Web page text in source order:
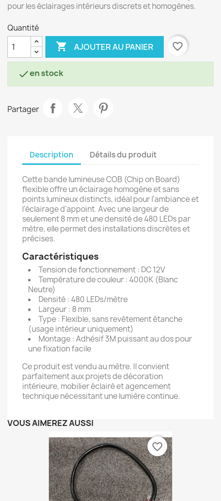
pour les éclairages intérieurs discrets et homogènes.
Quantité
 AJOUTER AU PANIER favorite_border
en stock
Partager
Description Détails du produit
Cette bande lumineuse COB (Chip on Board)
flexible offre un éclairage homogène et sans
points lumineux distincts, idéal pour l'ambiance et
l'éclairage d'appoint. Avec une largeur de
seulement 8 mm et une densité de 480 LEDs par
mètre, elle permet des installations discrètes et
précises.
Caractéristiques
Tension de fonctionnement : DC 12V
Température de couleur : 4000K (Blanc
Neutre)
Densité : 480 LEDs/mètre
Largeur : 8 mm
Type : Flexible, sans revêtement étanche
(usage intérieur uniquement)
Montage : Adhésif 3M puissant au dos pour
une fixation facile
Ce produit est vendu au mètre. Il convient
parfaitement aux projets de décoration
intérieure, mobilier éclairé et agencement
technique nécessitant une lumière continue.
VOUS AIMEREZ AUSSI
favorite_border